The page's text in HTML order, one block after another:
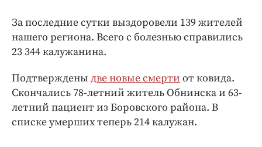
Работодатель года
За последние сутки выздоровели 139 жителей
нашего региона. Всего с болезнью справились
23 344 калужанина.
Подтверждены две новые смерти от ковида.
Скончались 78-летний житель Обнинска и 63-
летний пациент из Боровского района. В
списке умерших теперь 214 калужан.